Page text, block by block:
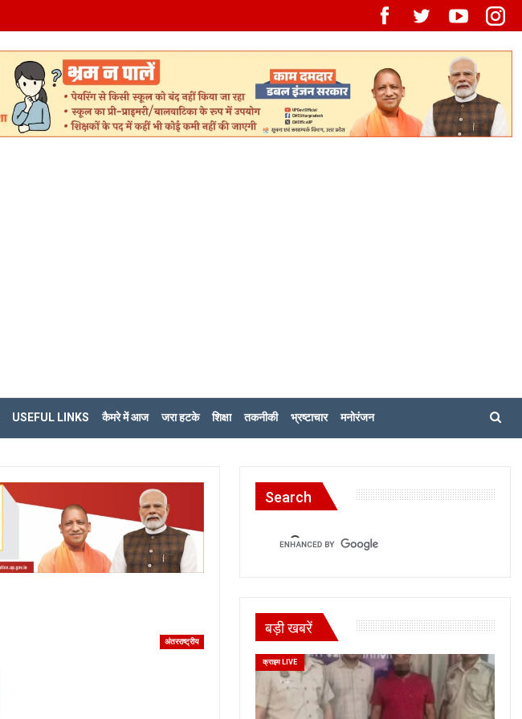
USEFUL LINKS कैमरे में आज जरा हटके शिक्षा तकनीकी भ्रष्टाचार मनोरंजन
अंतरराष्ट्रीय
Search
बड़ी खबरें
क्राइम LIVE